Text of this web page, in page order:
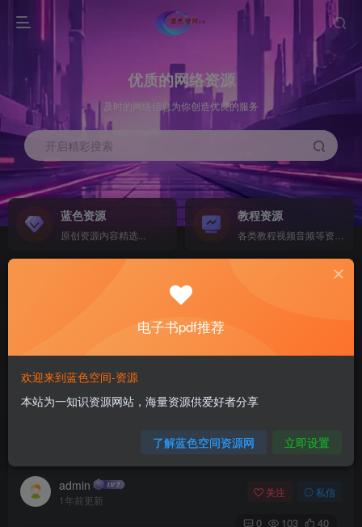
优质的网络资源
及时的网络信息为你创造优良的服务
开启精彩搜索
蓝色资源
原创资源内容精选...
教程资源
计算机 移动设备 软件下载....
电子书籍下载...
首页 脚本挂机 正文
全自动挂机 每天四小时日入500+ 可批量操作 小白
admin
1年前更新
关注 私信
0 103 40
电子书pdf推荐
欢迎来到蓝色空间-资源
本站为一知识资源网站，海量资源供爱好者分享
了解蓝色空间资源网 立即设置